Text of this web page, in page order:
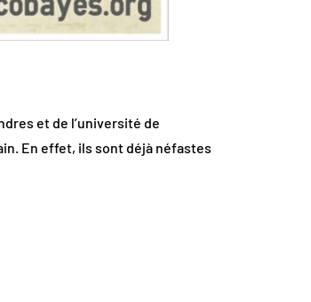
et de l’université de
En effet, ils sont déjà néfastes